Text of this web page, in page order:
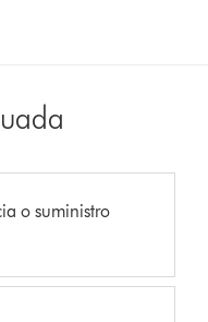
o suministro